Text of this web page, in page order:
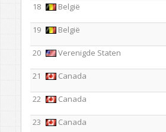
18
België
19
België
20
Verenigde Staten
21
Canada
22
Canada
23
Canada